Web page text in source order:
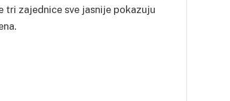
tri zajednice sve jasnije pokazuju